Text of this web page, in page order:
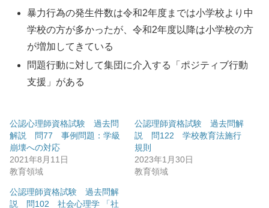
暴力行為の発生件数は令和2年度までは小学校より中
学校の方が多かったが、令和2年度以降は小学校の方
が増加してきている
問題行動に対して集団に介入する「ポジティブ行動
支援」がある
公認心理師資格試験 過去問
解説 問77 事例問題：学級
崩壊への対応
2021年8月11日
教育領域
公認理師資格試験 過去問解
説 問122 学校教育法施行
規則
2023年1月30日
教育領域
公認理師資格試験 過去問解
説 問102 社会心理学 「社